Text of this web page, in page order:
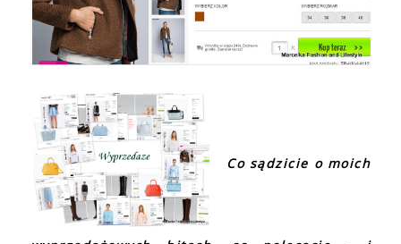
Co sądzicie o moich